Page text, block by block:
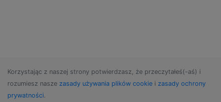
Korzystając z naszej strony potwierdzasz, że przeczytałeś(-aś) i
rozumiesz nasze zasady używania plików cookie i zasady ochrony
prywatności.